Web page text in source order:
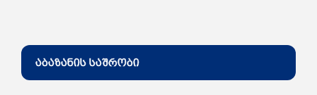
აბაზანის საშრობი